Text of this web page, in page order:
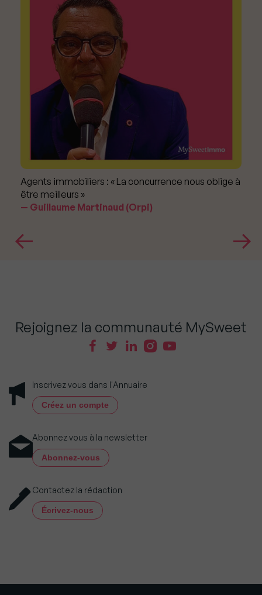
Agents immobiliers : « La concurrence nous oblige à
être meilleurs »
Guillaume Martinaud (Orpi)
Rejoignez la communauté MySweet
Inscrivez vous dans l'Annuaire
Créez un compte
Abonnez vous à la newsletter
Abonnez-vous
Contactez la rédaction
Écrivez-nous